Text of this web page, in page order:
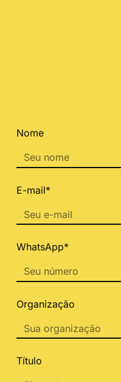
Nome
E-mail*
WhatsApp*
Organização
Título